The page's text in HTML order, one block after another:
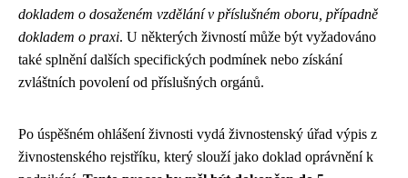
dokladem o dosaženém vzdělání v příslušném oboru, případně
dokladem o praxi. U některých živností může být vyžadováno
také splnění dalších specifických podmínek nebo získání
zvláštních povolení od příslušných orgánů.
Po úspěšném ohlášení živnosti vydá živnostenský úřad výpis z
živnostenského rejstříku, který slouží jako doklad oprávnění k